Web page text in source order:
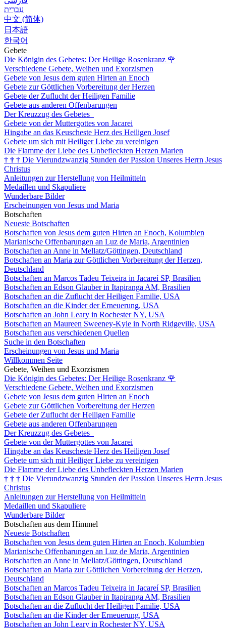
עִברִית
中文 (简体)
日本語
한국어
Gebete
Die Königin des Gebetes: Der Heilige Rosenkranz 🌹
Verschiedene Gebete, Weihen und Exorzismen
Gebete von Jesus dem guten Hirten an Enoch
Gebete zur Göttlichen Vorbereitung der Herzen
Gebete der Zuflucht der Heiligen Familie
Gebete aus anderen Offenbarungen
Der Kreuzzug des Gebetes
Gebete von der Muttergottes von Jacarei
Hingabe an das Keuscheste Herz des Heiligen Josef
Gebete um sich mit Heiliger Liebe zu vereinigen
Die Flamme der Liebe des Unbefleckten Herzen Marien
† † † Die Vierundzwanzig Stunden der Passion Unseres Herrn Jesus
Christus
Anleitungen zur Herstellung von Heilmitteln
Medaillen und Skapuliere
Wunderbare Bilder
Erscheinungen von Jesus und Maria
Botschaften
Neueste Botschaften
Botschaften von Jesus dem guten Hirten an Enoch, Kolumbien
Marianische Offenbarungen an Luz de Maria, Argentinien
Botschaften an Anne in Mellatz/Göttingen, Deutschland
Botschaften an Maria zur Göttlichen Vorbereitung der Herzen,
Deutschland
Botschaften an Marcos Tadeu Teixeira in Jacareí SP, Brasilien
Botschaften an Edson Glauber in Itapiranga AM, Brasilien
Botschaften an die Zuflucht der Heiligen Familie, USA
Botschaften an die Kinder der Erneuerung, USA
Botschaften an John Leary in Rochester NY, USA
Botschaften an Maureen Sweeney-Kyle in North Ridgeville, USA
Botschaften aus verschiedenen Quellen
Suche in den Botschaften
Erscheinungen von Jesus und Maria
Willkommen Seite
Gebete, Weihen und Exorzismen
Die Königin des Gebetes: Der Heilige Rosenkranz 🌹
Verschiedene Gebete, Weihen und Exorzismen
Gebete von Jesus dem guten Hirten an Enoch
Gebete zur Göttlichen Vorbereitung der Herzen
Gebete der Zuflucht der Heiligen Familie
Gebete aus anderen Offenbarungen
Der Kreuzzug des Gebetes
Gebete von der Muttergottes von Jacarei
Hingabe an das Keuscheste Herz des Heiligen Josef
Gebete um sich mit Heiliger Liebe zu vereinigen
Die Flamme der Liebe des Unbefleckten Herzen Marien
† † † Die Vierundzwanzig Stunden der Passion Unseres Herrn Jesus
Christus
Anleitungen zur Herstellung von Heilmitteln
Medaillen und Skapuliere
Wunderbare Bilder
Botschaften aus dem Himmel
Neueste Botschaften
Botschaften von Jesus dem guten Hirten an Enoch, Kolumbien
Marianische Offenbarungen an Luz de Maria, Argentinien
Botschaften an Anne in Mellatz/Göttingen, Deutschland
Botschaften an Maria zur Göttlichen Vorbereitung der Herzen,
Deutschland
Botschaften an Marcos Tadeu Teixeira in Jacareí SP, Brasilien
Botschaften an Edson Glauber in Itapiranga AM, Brasilien
Botschaften an die Zuflucht der Heiligen Familie, USA
Botschaften an die Kinder der Erneuerung, USA
Botschaften an John Leary in Rochester NY, USA